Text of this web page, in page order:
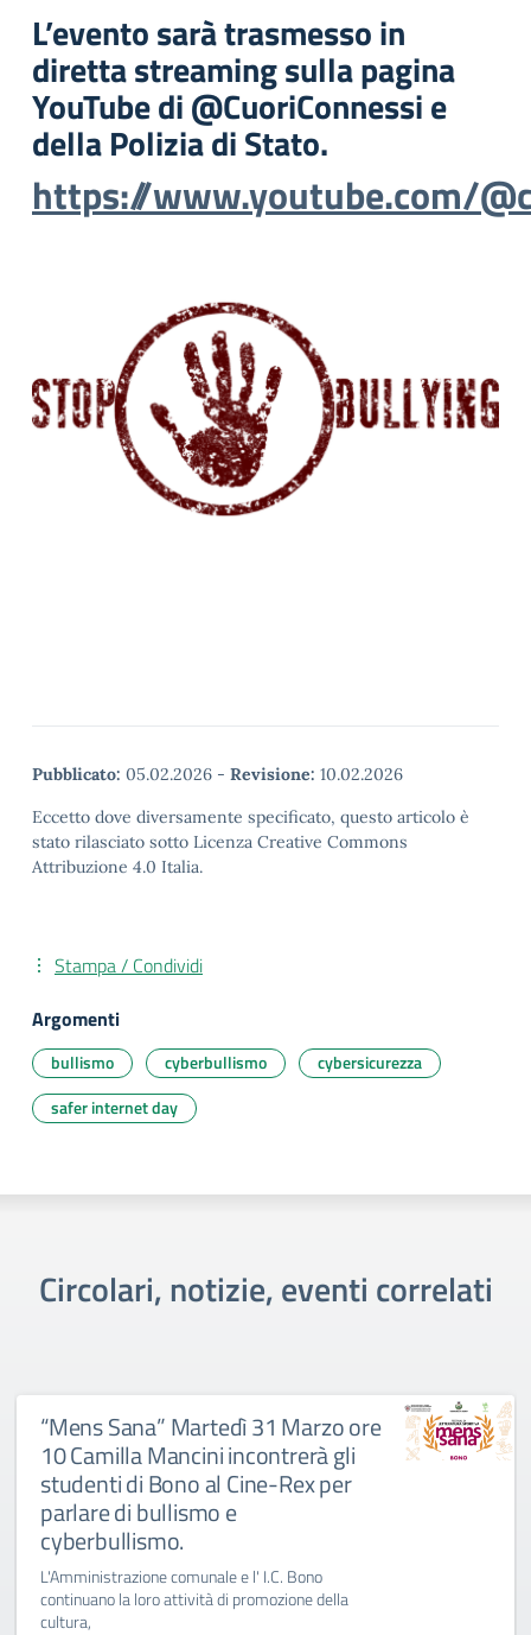
L’evento sarà trasmesso in
diretta streaming sulla pagina
YouTube di @CuoriConnessi e
della Polizia di Stato.
https://www.youtube.com/
Pubblicato: 05.02.2026 - Revisione: 10.02.2026
Eccetto dove diversamente specificato, questo articolo è
stato rilasciato sotto Licenza Creative Commons
Attribuzione 4.0 Italia.
Stampa / Condividi
Argomenti
bullismo cyberbullismo
cybersicurezza
safer internet day
Circolari, notizie, eventi correlati
“Mens Sana” Martedì 31 Marzo ore
10 Camilla Mancini incontrerà gli
studenti di Bono al Cine-Rex per
parlare di bullismo e
cyberbullismo.
L'Amministrazione comunale e l' I.C. Bono
continuano la loro attività di promozione della
cultura,